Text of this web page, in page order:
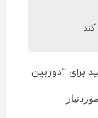
برای “دوربین